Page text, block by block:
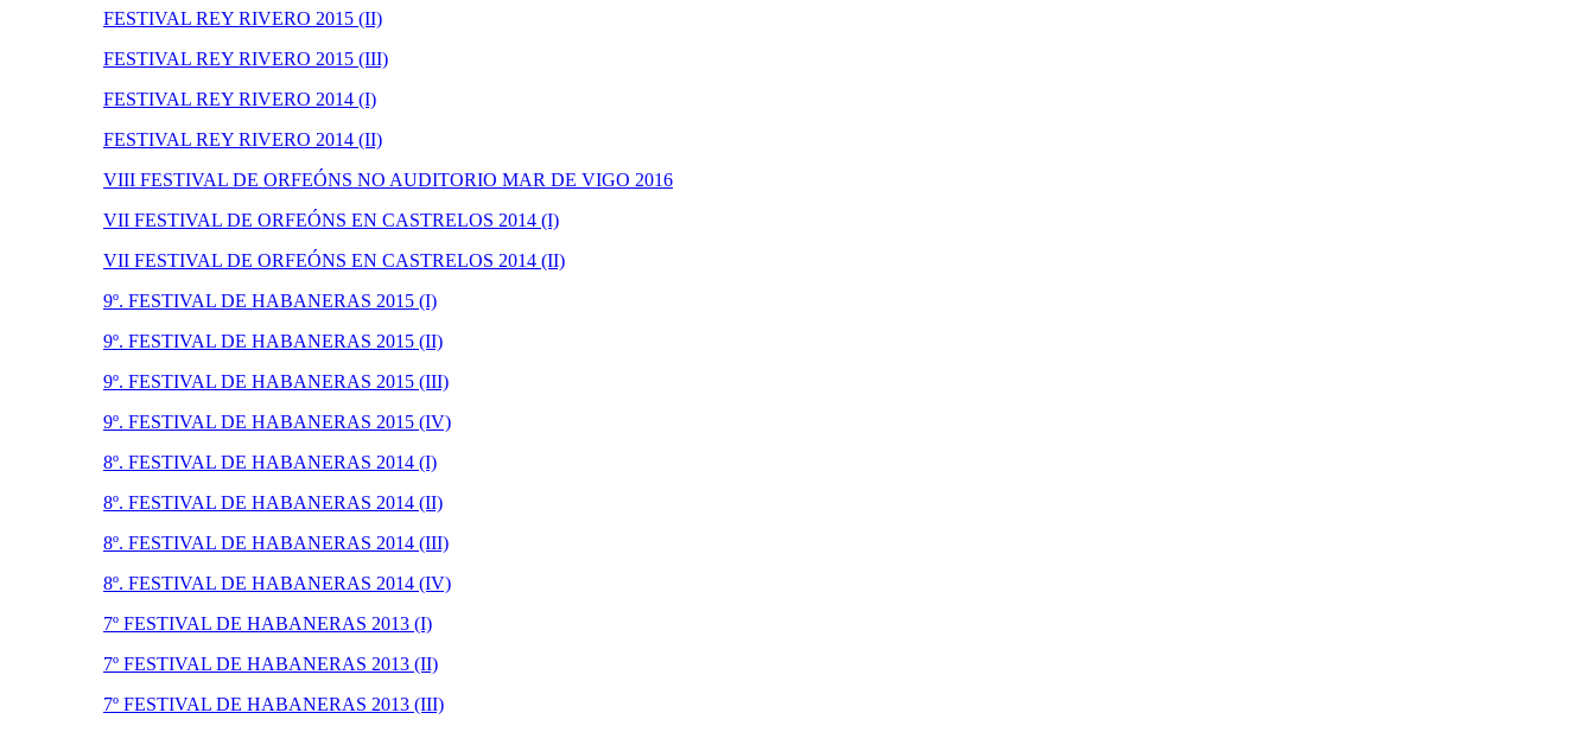
FESTIVAL REY RIVERO 2015 (II)
FESTIVAL REY RIVERO 2015 (III)
FESTIVAL REY RIVERO 2014 (I)
FESTIVAL REY RIVERO 2014 (II)
VIII FESTIVAL DE ORFEÓNS NO AUDITORIO MAR DE VIGO 2016
VII FESTIVAL DE ORFEÓNS EN CASTRELOS 2014 (I)
VII FESTIVAL DE ORFEÓNS EN CASTRELOS 2014 (II)
9º. FESTIVAL DE HABANERAS 2015 (I)
9º. FESTIVAL DE HABANERAS 2015 (II)
9º. FESTIVAL DE HABANERAS 2015 (III)
9º. FESTIVAL DE HABANERAS 2015 (IV)
8º. FESTIVAL DE HABANERAS 2014 (I)
8º. FESTIVAL DE HABANERAS 2014 (II)
8º. FESTIVAL DE HABANERAS 2014 (III)
8º. FESTIVAL DE HABANERAS 2014 (IV)
7º FESTIVAL DE HABANERAS 2013 (I)
7º FESTIVAL DE HABANERAS 2013 (II)
7º FESTIVAL DE HABANERAS 2013 (III)